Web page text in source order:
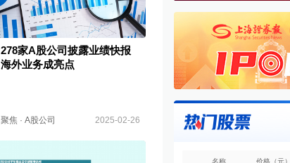
278家A股公司披露业绩快报
海外业务成亮点
聚焦 · A股公司 2025-02-26
名称 价格（元）